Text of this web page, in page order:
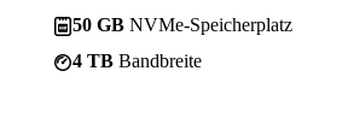
50 GB NVMe-Speicherplatz
4 TB Bandbreite